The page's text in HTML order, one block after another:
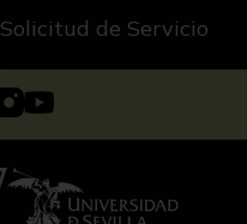
Solicitud de Servicio